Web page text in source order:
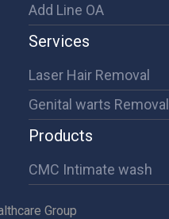
Add Line OA
Services
Laser Hair Removal
Genital warts Removal
Products
CMC Intimate wash
Group